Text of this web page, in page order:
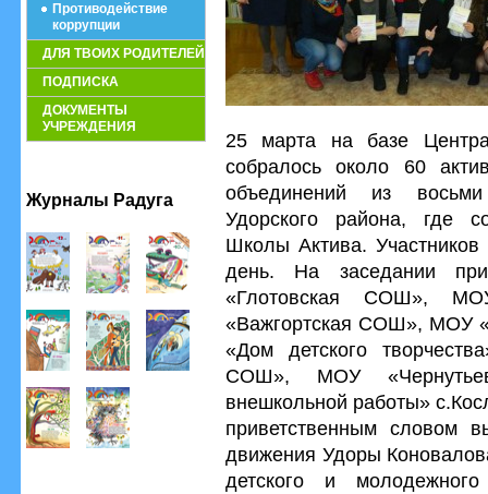
Противодействие
коррупции
ДЛЯ ТВОИХ РОДИТЕЛЕЙ
ПОДПИСКА
ДОКУМЕНТЫ
УЧРЕЖДЕНИЯ
Журналы Радуга
25 марта на базе
собралось около 60
объединений из восьми
Удорского района, где
Школы Актива.
день. На заседании
«Глотовская СОШ»,
«Важгортская СОШ», МОУ
«Дом детского
СОШ», МОУ
внешкольной работы»
приветственным словом
движения Удоры
детского и